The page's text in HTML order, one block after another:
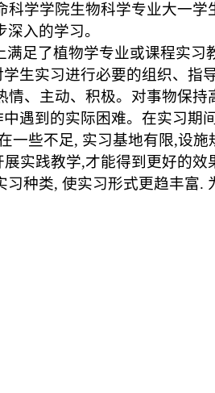
科学学院生物科学专业大一学
入的学习。
满足了植物学专业或课程实习
生实习进行必要的组织、指
情、主动、积极。对事物保
遇到的实际困难。在实习期
一些不足, 实习基地有限,设施
展实践教学,才能得到更好的效
习种类, 使实习形式更趋丰富.